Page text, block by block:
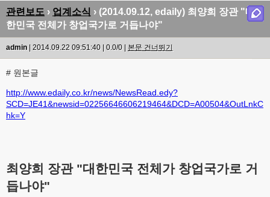
관련보도 › 업계소식 › (2014.09.12, edaily) 최양희 장관 "대
한민국 전체가 창업국가로 거듭나야"
admin| 2014.09.22 09:51:40 | 0.0/0 | 본문 건너뛰기
# 원본글
http://www.edaily.co.kr/news/NewsRead.edy?
SCD=JE41&newsid=02256646606219464&DCD=A00504&OutLnkC
hk=Y
최양희 장관 "대한민국 전체가 창업국가로 거
듭나야"